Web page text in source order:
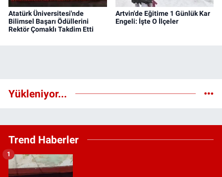
Atatürk Üniversitesi'nde
Bilimsel Başarı Ödüllerini
Rektör Çomaklı Takdim Etti
Artvin'de Eğitime 1 Günlük Kar
Engeli: İşte O İlçeler
Yükleniyor...
Trend Haberler
1